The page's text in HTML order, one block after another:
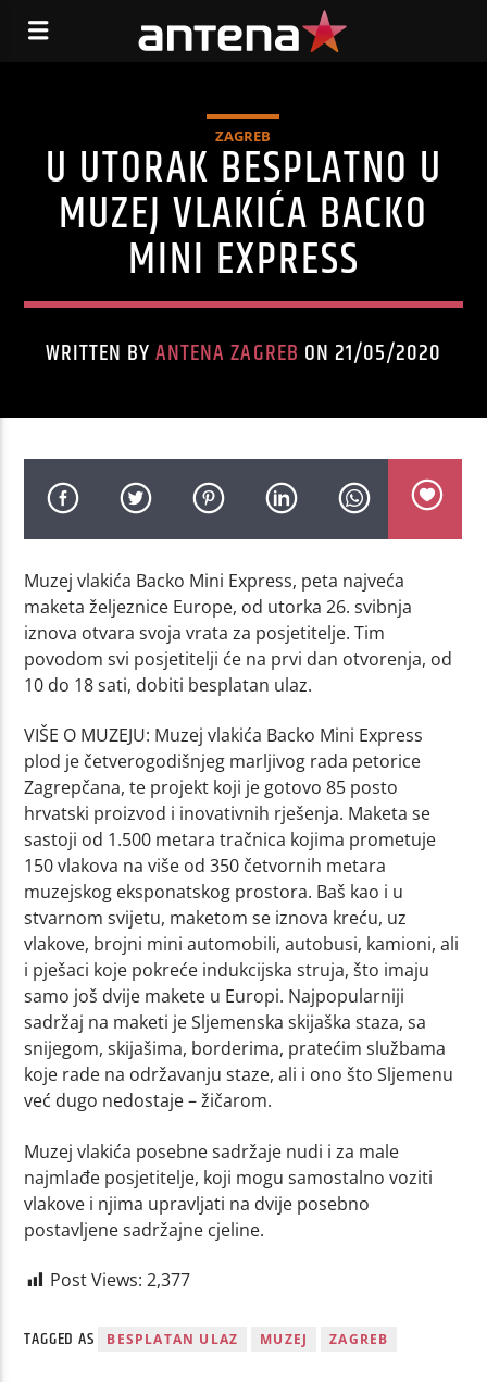
ZAGREB
U UTORAK BESPLATNO U
MUZEJ VLAKIĆA BACKO
MINI EXPRESS
WRITTEN BYANTENA ZAGREB ON 21/05/2020
Muzej vlakića Backo Mini Express, peta najveća
maketa željeznice Europe, od utorka 26. svibnja
iznova otvara svoja vrata za posjetitelje. Tim
povodom svi posjetitelji će na prvi dan otvorenja, od
10 do 18 sati, dobiti besplatan ulaz.
VIŠE O MUZEJU: Muzej vlakića Backo Mini Express
plod je četverogodišnjeg marljivog rada petorice
Zagrepčana, te projekt koji je gotovo 85 posto
hrvatski proizvod i inovativnih rješenja. Maketa se
sastoji od 1.500 metara tračnica kojima prometuje
150 vlakova na više od 350 četvornih metara
muzejskog eksponatskog prostora. Baš kao i u
stvarnom svijetu, maketom se iznova kreću, uz
vlakove, brojni mini automobili, autobusi, kamioni, ali
i pješaci koje pokreće indukcijska struja, što imaju
samo još dvije makete u Europi. Najpopularniji
sadržaj na maketi je Sljemenska skijaška staza, sa
snijegom, skijašima, borderima, pratećim službama
koje rade na održavanju staze, ali i ono što Sljemenu
već dugo nedostaje – žičarom.
Muzej vlakića posebne sadržaje nudi i za male
najmlađe posjetitelje, koji mogu samostalno voziti
vlakove i njima upravljati na dvije posebno
postavljene sadržajne cjeline.
Post Views: 2,377
TAGGED AS BESPLATAN ULAZ MUZEJ ZAGREB